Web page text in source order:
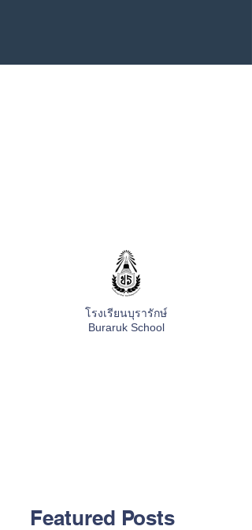
โรงเรียนบุรารักษ์
Buraruk School
Featured Posts